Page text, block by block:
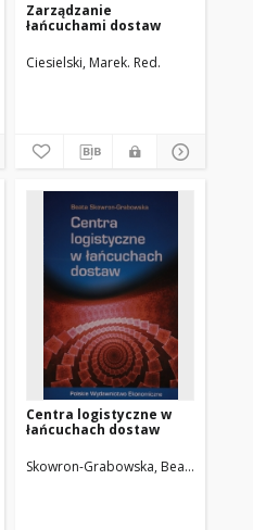
Zarządzanie
łańcuchami dostaw
Ciesielski, Marek. Red.
Centra logistyczne w
łańcuchach dostaw
Skowron-Grabowska, Beata